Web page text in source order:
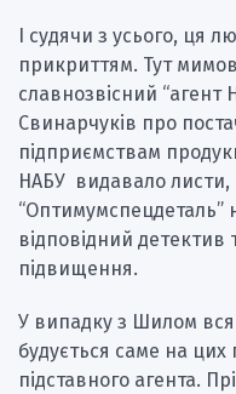
І судячи з усього, ця
прикриттям. Тут
славнозвісний
Свинарчуків про
підприємствам
НАБУ видавало
“Оптимумспецдеталь”
відповідний детектив
підвищення.
У випадку з Шилом вся
будується саме на
підставного агента.